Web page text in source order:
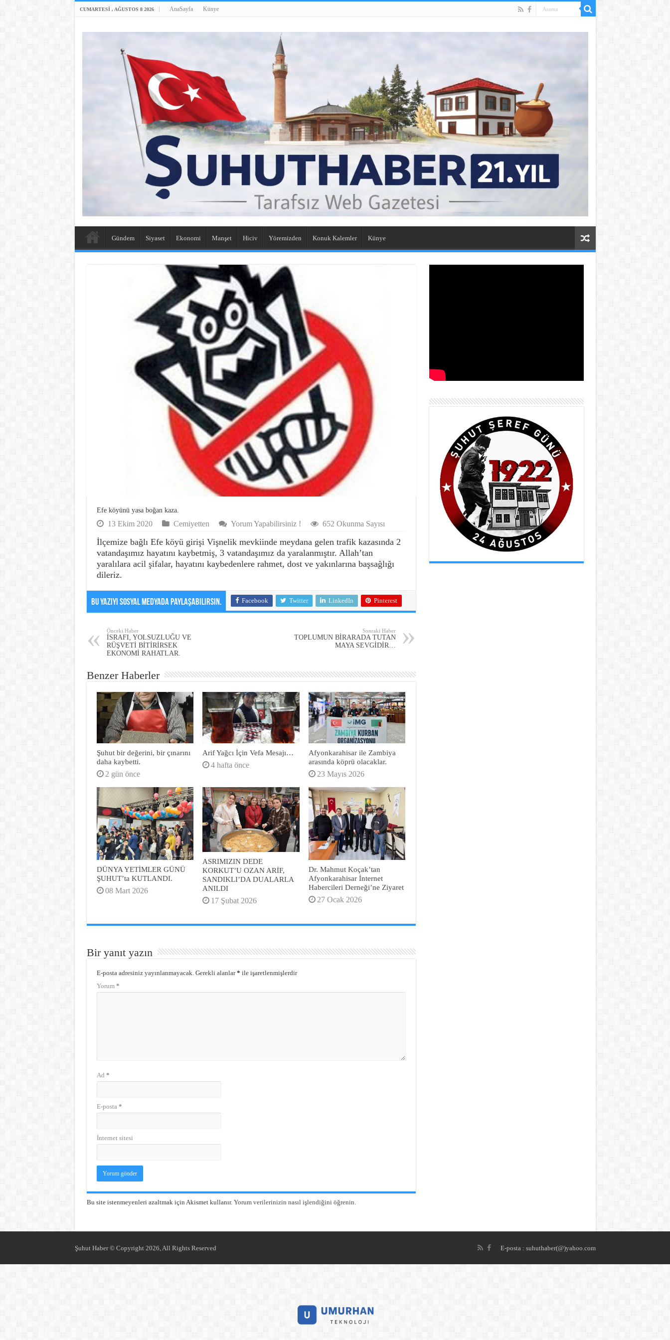
CUMARTESI , AĞUSTOS 8 2026 AnaSayfa Künye
Gündem Siyaset Ekonomi Manşet Hiciv Yöremizden Konuk Kalemler Künye
Efe köyünü yasa boğan kaza.
13 Ekim 2020 Cemiyetten Yorum Yapabilirsiniz ! 652 Okunma Sayısı
İlçemize bağlı Efe köyü girişi Vişnelik mevkiinde meydana gelen trafik kazasında 2
vatandaşımız hayatını kaybetmiş, 3 vatandaşımız da yaralanmıştır. Allah’tan
yaralılara acil şifalar, hayatını kaybedenlere rahmet, dost ve yakınlarına başsağlığı
dileriz.
Bu Yazıyı Sosyal Medyada Paylaşabilirsin. Facebook Twitter LinkedIn Pinterest
Önceki Haber
İSRAFI, YOLSUZLUĞU VE
RÜŞVETİ BİTİRİRSEK
EKONOMİ RAHATLAR.
Sonraki Haber
TOPLUMUN BİRARADA TUTAN
MAYA SEVGİDİR…
Benzer Haberler
Şuhut bir değerini, bir çınarını
daha kaybetti.
2 gün önce
Arif Yağcı İçin Vefa Mesajı…
4 hafta önce
Afyonkarahisar ile Zambiya
arasında köprü olacaklar.
23 Mayıs 2026
DÜNYA YETİMLER GÜNÜ
ŞUHUT’ta KUTLANDI.
08 Mart 2026
ASRIMIZIN DEDE
KORKUT’U OZAN ARİF,
SANDIKLI’DA DUALARLA
ANILDI
17 Şubat 2026
Dr. Mahmut Koçak’tan
Afyonkarahisar İnternet
Habercileri Derneği’ne Ziyaret
27 Ocak 2026
Bir yanıt yazın
E-posta adresiniz yayınlanmayacak. Gerekli alanlar* ile işaretlenmişlerdir
Yorum *
Ad *
E-posta *
İnternet sitesi
Bu site istenmeyenleri azaltmak için Akismet kullanır. Yorum verilerinizin nasıl işlendiğini öğrenin.
E-posta : suhuthaber(@)yahoo.com
Şuhut Haber © Copyright 2026, All Rights Reserved